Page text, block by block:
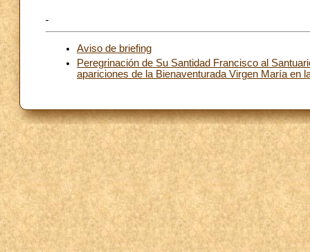
Aviso de briefing
Peregrinación de Su Santidad Francisco al
apariciones de la Bienaventurada Virgen María en